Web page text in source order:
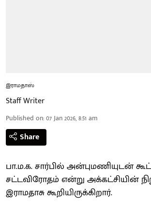
இராமதாஸ்
Staff Writer
Published on:07 Jan 2026, 8:51 am
Share
பா.ம.க. சார்பில் அன்புமணியுடன்
சட்டவிரோதம் என்று அக்கட்சியின்
இராமதாசு கூறியிருக்கிறார்.